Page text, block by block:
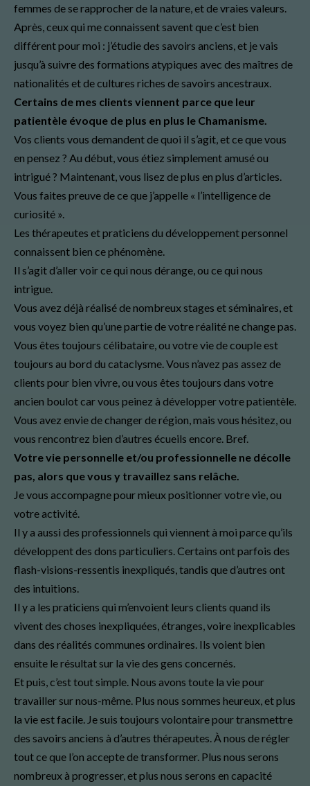
femmes de se rapprocher de la nature, et de vraies valeurs.
Après, ceux qui me connaissent savent que c’est bien
différent pour moi : j’étudie des savoirs anciens, et je vais
jusqu’à suivre des formations atypiques avec des maîtres de
nationalités et de cultures riches de savoirs ancestraux.
Certains de mes clients viennent parce que leur
patientèle évoque de plus en plus le Chamanisme.
Vos clients vous demandent de quoi il s’agit, et ce que vous
en pensez ? Au début, vous étiez simplement amusé ou
intrigué ? Maintenant, vous lisez de plus en plus d’articles.
Vous faites preuve de ce que j’appelle « l’intelligence de
curiosité ».
Les thérapeutes et praticiens du développement personnel
connaissent bien ce phénomène.
Il s’agit d’aller voir ce qui nous dérange, ou ce qui nous
intrigue.
Vous avez déjà réalisé de nombreux stages et séminaires, et
vous voyez bien qu’une partie de votre réalité ne change pas.
Vous êtes toujours célibataire, ou votre vie de couple est
toujours au bord du cataclysme. Vous n’avez pas assez de
clients pour bien vivre, ou vous êtes toujours dans votre
ancien boulot car vous peinez à développer votre patientèle.
Vous avez envie de changer de région, mais vous hésitez, ou
vous rencontrez bien d’autres écueils encore. Bref.
Votre vie personnelle et/ou professionnelle ne décolle
pas, alors que vous y travaillez sans relâche.
Je vous accompagne pour mieux positionner votre vie, ou
votre activité.
Il y a aussi des professionnels qui viennent à moi parce qu’ils
développent des dons particuliers. Certains ont parfois des
flash-visions-ressentis inexpliqués, tandis que d’autres ont
des intuitions.
Il y a les praticiens qui m’envoient leurs clients quand ils
vivent des choses inexpliquées, étranges, voire inexplicables
dans des réalités communes ordinaires. Ils voient bien
ensuite le résultat sur la vie des gens concernés.
Et puis, c’est tout simple. Nous avons toute la vie pour
travailler sur nous-même. Plus nous sommes heureux, et plus
la vie est facile. Je suis toujours volontaire pour transmettre
des savoirs anciens à d’autres thérapeutes. À nous de régler
tout ce que l’on accepte de transformer. Plus nous serons
nombreux à progresser, et plus nous serons en capacité